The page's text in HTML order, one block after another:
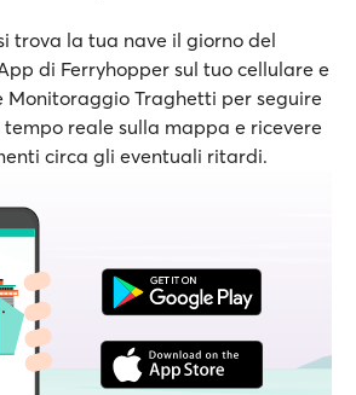
trova la tua nave il giorno del
di Ferryhopper sul tuo cellulare e
Monitoraggio Traghetti per seguire
tempo reale sulla mappa e ricevere
circa gli eventuali ritardi.